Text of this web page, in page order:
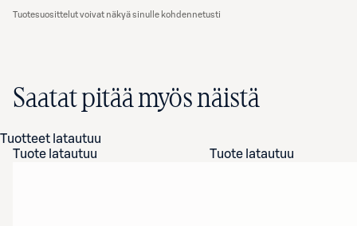
Tuotesuosittelut voivat näkyä sinulle kohdennetusti
Saatat pitää myös näistä
Tuotteet latautuu
Tuote latautuu
Tuote latautuu